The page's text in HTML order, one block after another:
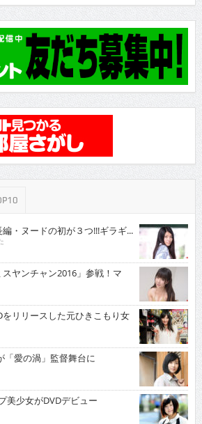
・ヌードの初が３つ!!!ギラギ...
ヤンチャン2016」参戦！マ
リリースした元ひきこもり女
愛の渦」監督舞台に
少女がDVDデビュー